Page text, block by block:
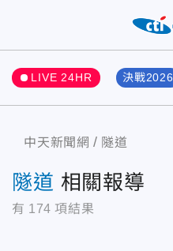
LIVE 24HR 決戰2026
中天新聞網 隧道
隧道 相關報導
有 174 項結果